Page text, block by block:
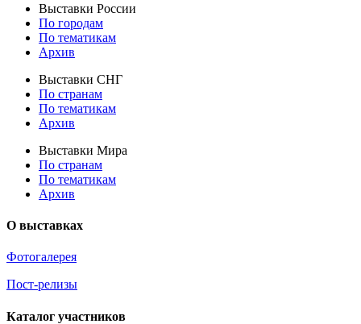
Выставки России
По городам
По тематикам
Архив
Выставки СНГ
По странам
По тематикам
Архив
Выставки Мира
По странам
По тематикам
Архив
О выставках
Фотогалерея
Пост-релизы
Каталог участников